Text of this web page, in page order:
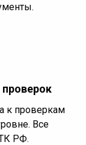
проверок
к проверкам
Все
РФ.